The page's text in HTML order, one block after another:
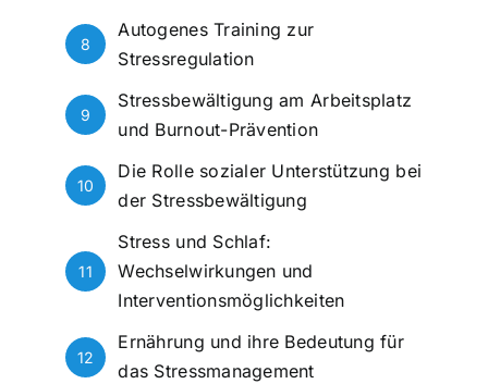
8
Autogenes Training zur
Stressregulation
9
Stressbewältigung am Arbeitsplatz
und Burnout-Prävention
10
Die Rolle sozialer Unterstützung bei
der Stressbewältigung
11
Stress und Schlaf:
Wechselwirkungen und
Interventionsmöglichkeiten
12
Ernährung und ihre Bedeutung für
das Stressmanagement